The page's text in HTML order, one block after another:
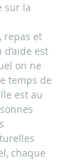
sur la
repas et
est
on ne
temps de
est au
chaque